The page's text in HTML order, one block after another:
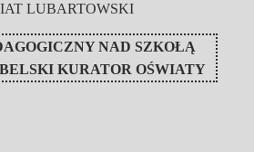
LUBARTOWSKI
NAD SZKOŁĄ
KURATOR OŚWIATY